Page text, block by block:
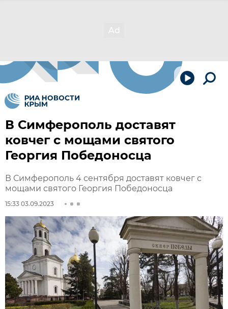
В Симферополь доставят
ковчег с мощами святого
Георгия Победоносца
В Симферополь 4 сентября доставят ковчег с
мощами святого Георгия Победоносца
15:33 03.09.2023